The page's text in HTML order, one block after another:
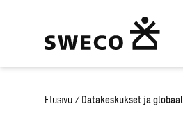
Etusivu / Datakeskukset ja